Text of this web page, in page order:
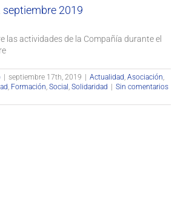
septiembre 2019
las actividades de la Compañía durante el
| septiembre 17th, 2019 | Actualidad Asociación
Formación Social Solidaridad | Sin comentarios